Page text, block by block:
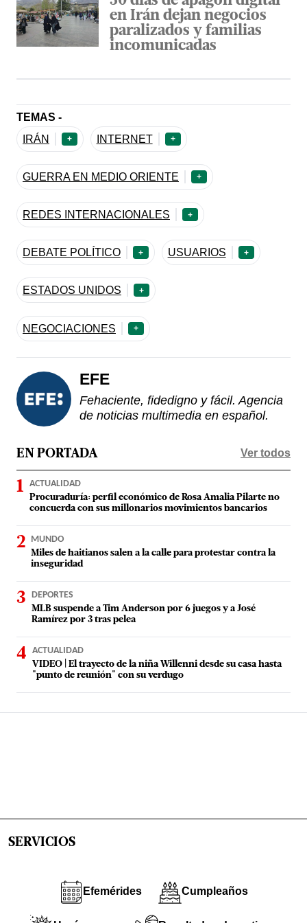
en Irán dejan negocios
paralizados y familias
incomunicadas
TEMAS -
IRÁN
+ INTERNET +
GUERRA EN MEDIO ORIENTE +
REDES INTERNACIONALES +
DEBATE POLÍTICO + USUARIOS +
ESTADOS UNIDOS +
NEGOCIACIONES +
EFE
Fehaciente, fidedigno y fácil. Agencia
de noticias multimedia en español.
EN PORTADA Ver todos
ACTUALIDAD
Procuraduría: perfil económico de Rosa Amalia Pilarte no
concuerda con sus millonarios movimientos bancarios
MUNDO
Miles de haitianos salen a la calle para protestar contra la
inseguridad
DEPORTES
MLB suspende a Tim Anderson por 6 juegos y a José
Ramírez por 3 tras pelea
ACTUALIDAD
VIDEO | El trayecto de la niña Willenni desde su casa hasta
"punto de reunión" con su verdugo
SERVICIOS
Efemérides Cumpleaños